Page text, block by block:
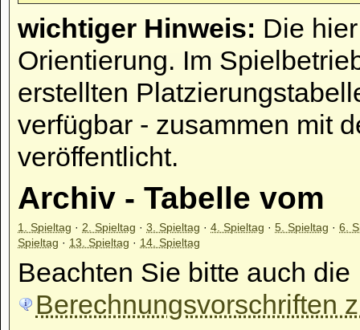
wichtiger Hinweis: Die
Orientierung. Im
erstellten
verfügbar - zusammen mit
veröffentlicht.
Archiv - Tabelle vom
1. Spieltag · 2. Spieltag · 3. Spieltag · 4. Spieltag · 5. Spieltag · 6.
Spieltag · 13. Spieltag · 14. Spieltag
Beachten Sie bitte auch die
Berechnungsvorschriften